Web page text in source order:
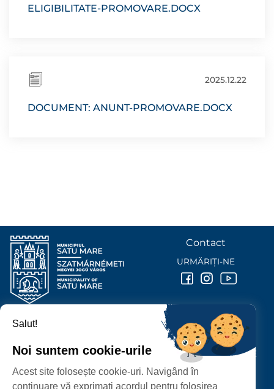
ELIGIBILITATE-PROMOVARE.DOCX
2025.12.22
DOCUMENT: ANUNT-PROMOVARE.DOCX
PROTECȚIA DATELOR PERSONALE
PRIMĂRIA MUNICIPIULUI
P-ȚA 25 OCTOMBRIE, NR. 1 CORP M, 440026 SATU MARE
Contact
URMĂRIȚI-NE
Salut!
Noi suntem cookie-urile
Acest site folosește cookie-uri. Navigând în
continuare vă exprimați acordul pentru folosirea